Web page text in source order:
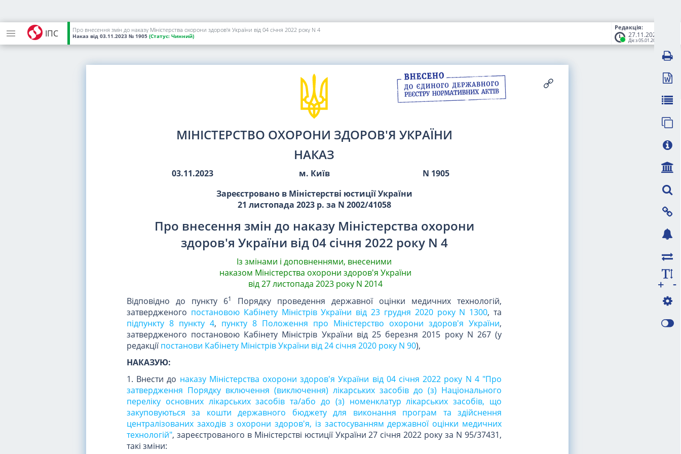
ІПС
Редакція:
27.11.2023
Діє з 05.01.2024
Про внесення змін до наказу Міністерства охорони здоров'я України від 04 січня 2022 року N 4
Наказ від 03.11.2023 № 1905 (Статус: Чинний)
МІНІСТЕРСТВО ОХОРОНИ ЗДОРОВ'Я УКРАЇНИ
НАКАЗ
03.11.2023 м. Київ
N 1905
Зареєстровано в Міністерстві юстиції України
21 листопада 2023 р. за N 2002/41058
Про внесення змін до наказу Міністерства охорони
здоров'я України від 04 січня 2022 року N 4
Із змінами і доповненнями, внесеними
наказом Міністерства охорони здоров'я України
від 27 листопада 2023 року N 2014
Відповідно до пункту 61
Порядку проведення державної оцінки медичних технологій,
затвердженого постановою Кабінету Міністрів України від 23 грудня 2020 року N 1300, та
підпункту 8 пункту 4, пункту 8 Положення про Міністерство охорони здоров'я України,
затвердженого постановою Кабінету Міністрів України від 25 березня 2015 року N 267 (у
редакціїпостанови Кабінету Міністрів України від 24 січня 2020 року N 90),
НАКАЗУЮ:
1. Внести до наказу Міністерства охорони здоров'я України від 04 січня 2022 року N 4 "Про
затвердження Порядку включення (виключення) лікарських засобів до (з) Національного
переліку основних лікарських засобів та/або до (з) номенклатур лікарських засобів, що
закуповуються за кошти державного бюджету для виконання програм та здійснення
централізованих заходів з охорони здоров'я, із застосуванням державної оцінки медичних
технологій", зареєстрованого в Міністерстві юстиції України 27 січня 2022 року за N 95/37431,
такі зміни:
-
+